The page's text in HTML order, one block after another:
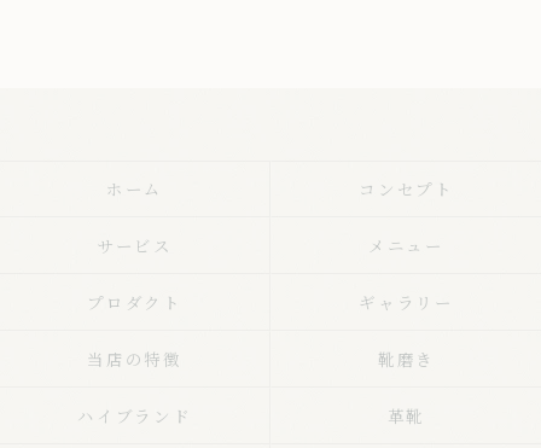
ホーム
コンセプト
サービス
メニュー
プロダクト
ギャラリー
当店の特徴
靴磨き
ハイブランド
革靴